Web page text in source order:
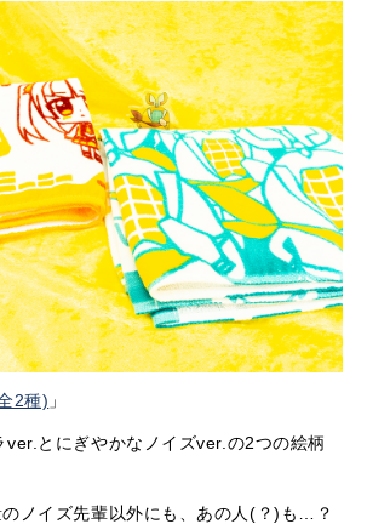
2種) 」
ver.とにぎやかなノイズver.の2つの絵柄
のノイズ先輩以外にも、あの人(？)も…？